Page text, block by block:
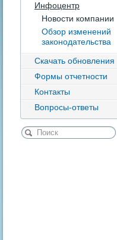
Инфоцентр
Новости компании
Обзор изменений
законодательства
Скачать обновления
Формы отчетности
Контакты
Вопросы-ответы